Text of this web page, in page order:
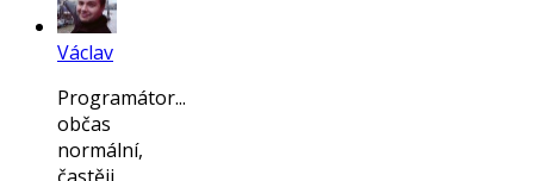
Václav
Programátor...
občas
normální,